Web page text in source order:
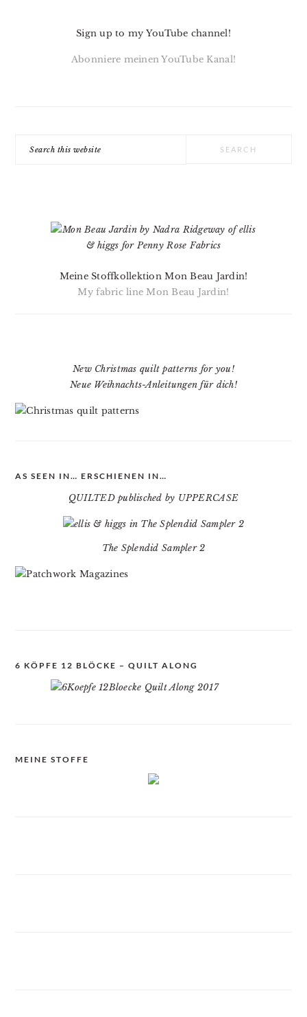
Sign up to my YouTube channel!
Abonniere meinen YouTube Kanal!
Meine Stoffkollektion Mon Beau Jardin!
My fabric line Mon Beau Jardin!
New Christmas quilt patterns for you!
Neue Weihnachts-Anleitungen für dich!
AS SEEN IN… ERSCHIENEN IN…
QUILTED publisched by UPPERCASE
The Splendid Sampler 2
6 KÖPFE 12 BLÖCKE – QUILT ALONG
MEINE STOFFE